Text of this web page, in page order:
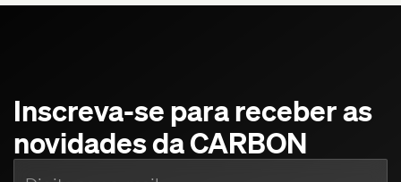
Inscreva-se para receber as
novidades da CARBON